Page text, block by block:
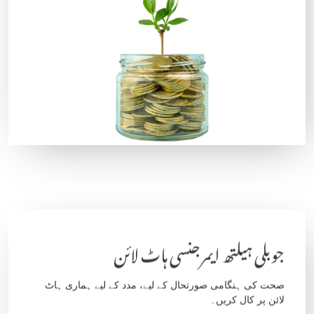
جوبلی ہیلتھ ایمرجنسی ہاٹ لائن
صحت کی ہنگامی صورتحال کے لیے، مدد کے لیے ہماری ہاٹ
لائن پر کال کریں۔